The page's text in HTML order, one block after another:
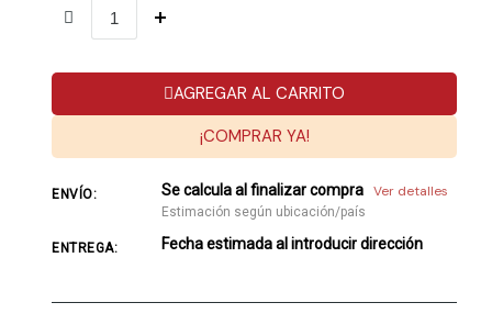
AGREGAR AL CARRITO
¡COMPRAR YA!
ENVÍO: Se calcula al finalizar compra Ver detalles
Estimación según ubicación/país
ENTREGA: Fecha estimada al introducir dirección